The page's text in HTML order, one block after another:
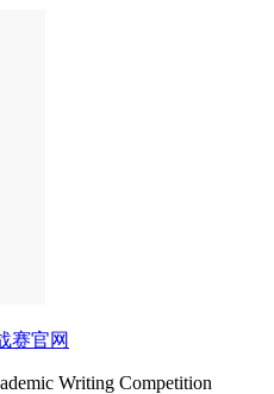
赛官网
Writing Competition